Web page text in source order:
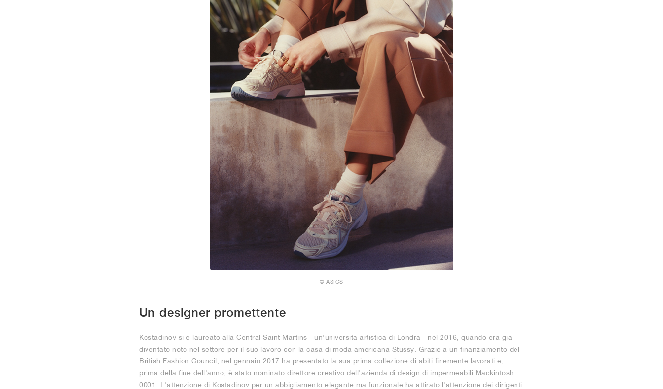
© ASICS
Un designer promettente
Kostadinov si è laureato alla Central Saint Martins - un'università artistica di Londra - nel 2016, quando era già
diventato noto nel settore per il suo lavoro con la casa di moda americana Stüssy. Grazie a un finanziamento del
British Fashion Council, nel gennaio 2017 ha presentato la sua prima collezione di abiti finemente lavorati e,
prima della fine dell'anno, è stato nominato direttore creativo dell'azienda di design di impermeabili Mackintosh
0001. L'attenzione di Kostadinov per un abbigliamento elegante ma funzionale ha attirato l'attenzione dei dirigenti